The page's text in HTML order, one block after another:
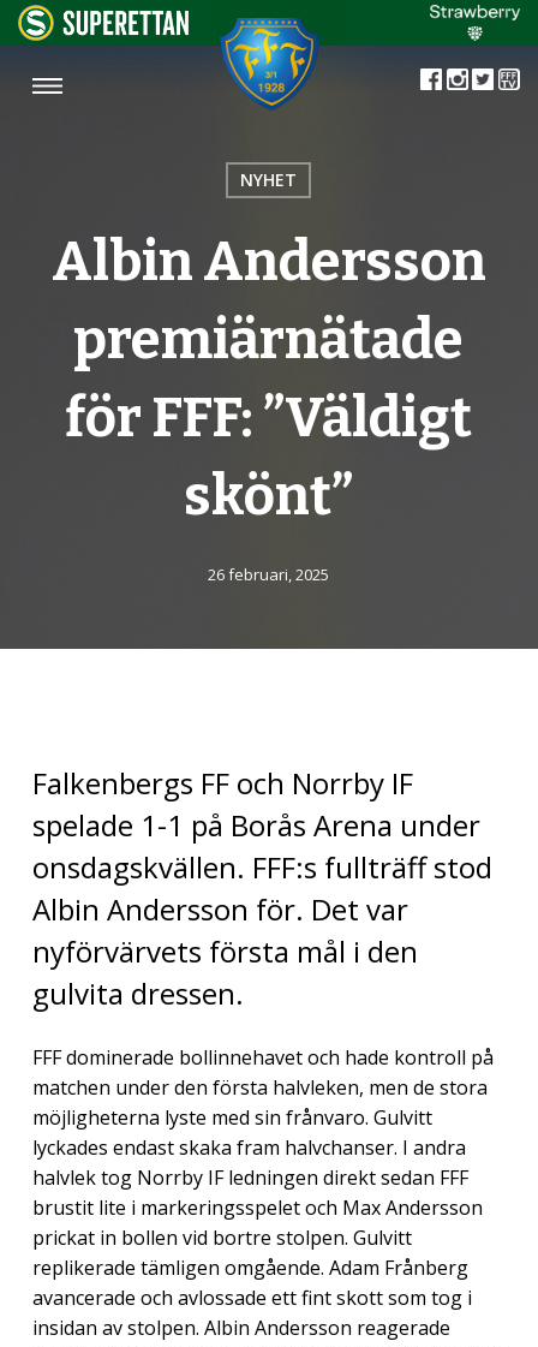
NYHET
Albin Andersson
premiärnätade
för FFF: ”Väldigt
skönt”
26 februari, 2025
Falkenbergs FF och Norrby IF
spelade 1-1 på Borås Arena under
onsdagskvällen. FFF:s fullträff stod
Albin Andersson för. Det var
nyförvärvets första mål i den
gulvita dressen.
FFF dominerade bollinnehavet och hade kontroll på
matchen under den första halvleken, men de stora
möjligheterna lyste med sin frånvaro. Gulvitt
lyckades endast skaka fram halvchanser. I andra
halvlek tog Norrby IF ledningen direkt sedan FFF
brustit lite i markeringsspelet och Max Andersson
prickat in bollen vid bortre stolpen. Gulvitt
replikerade tämligen omgående. Adam Frånberg
avancerade och avlossade ett fint skott som tog i
insidan av stolpen. Albin Andersson reagerade